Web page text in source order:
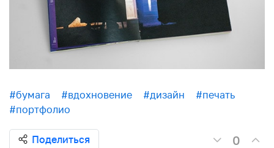
#бумага #вдохновение #дизайн
#печать
#портфолио
Поделиться 0